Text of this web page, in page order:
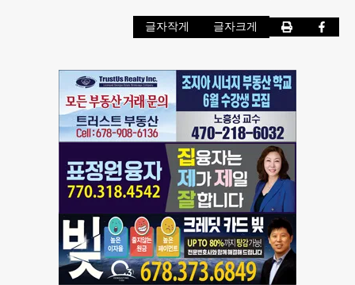
글자작게 글자크게